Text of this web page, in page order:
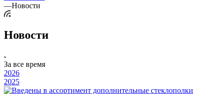
—Новости
Новости
За все время
2026
2025